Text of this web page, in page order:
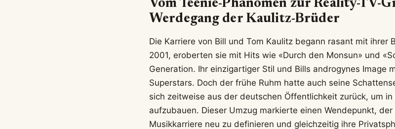
Vom Teenie-Phänomen zur Reality-TV-
Werdegang der Kaulitz-Brüder
Die Karriere von Bill und Tom Kaulitz begann rasant mit ihrer
2001, eroberten sie mit Hits wie «Durch den Monsun» und
Generation. Ihr einzigartiger Stil und Bills androgynes Image
Superstars. Doch der frühe Ruhm hatte auch seine
sich zeitweise aus der deutschen Öffentlichkeit zurück, um
aufzubauen. Dieser Umzug markierte einen Wendepunkt,
Musikkarriere neu zu definieren und gleichzeitig ihre